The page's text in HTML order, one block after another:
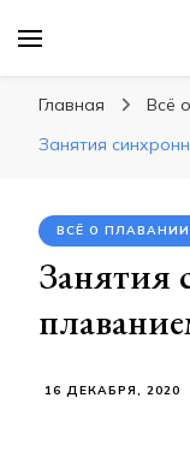
Главная
Всё
Занятия
ВСЁ О ПЛАВАНИИ
Занятия
16 ДЕКАБРЯ, 2020